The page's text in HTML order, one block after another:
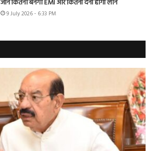
जानें कितनी बनेगी EMI और कितना देना होगा लोन
9 July 2026 - 6:33 PM